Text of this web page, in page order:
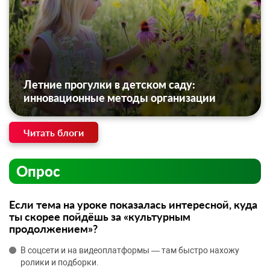
Летние прогулки в детском саду:
инновационные методы организации
Читать блоги
Опрос
Если тема на уроке показалась интересной, куда
ты скорее пойдёшь за «культурным
продолжением»?
В соцсети и на видеоплатформы — там быстро нахожу
ролики и подборки.